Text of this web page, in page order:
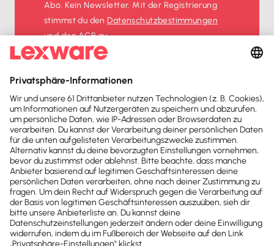
Abo. Kein Newsletter. Mit der Registrierung
stimmst du denDatenschutz­bestimmungen
und denAGBzu.
Newsletter
Brandheiße
News direkt in
dein Postfach